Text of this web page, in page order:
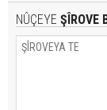
NÛÇEYE ŞÎROVE